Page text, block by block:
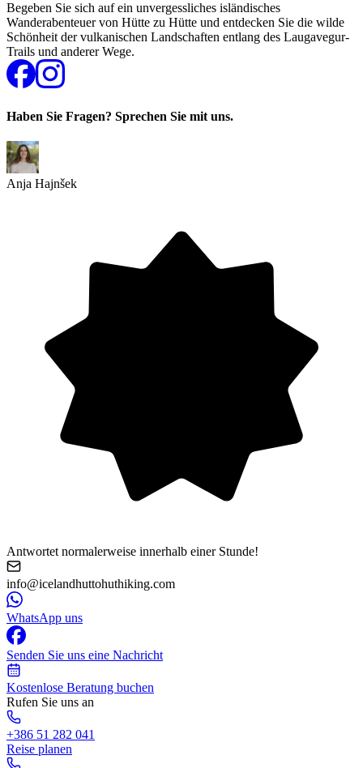
Begeben Sie sich auf ein unvergessliches isländisches
Wanderabenteuer von Hütte zu Hütte und entdecken Sie die wilde
Schönheit der vulkanischen Landschaften entlang des Laugavegur-
Trails und anderer Wege.
Haben Sie Fragen? Sprechen Sie mit uns.
Anja Hajnšek
Antwortet normalerweise innerhalb einer Stunde!
info@icelandhuttohuthiking.com
WhatsApp uns
Senden Sie uns eine Nachricht
Kostenlose Beratung buchen
Rufen Sie uns an
+386 51 282 041
Reise planen